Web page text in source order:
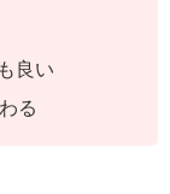
良い
る